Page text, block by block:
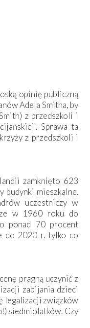
opinię publiczną
Adela Smitha, by
z przedszkoli i
Sprawa ta
z przedszkoli i
zamknięto 623
budynki mieszkalne.
uczestniczy w
w 1960 roku do
ponad 70 procent
do 2020 r. tylko co
pragną uczynić z
zabijania dzieci
legalizacji związków
siedmiolatków. Czy